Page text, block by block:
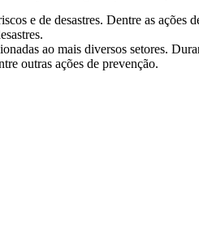
e de desastres. Dentre as ações
ao mais diversos setores.
outras ações de prevenção.